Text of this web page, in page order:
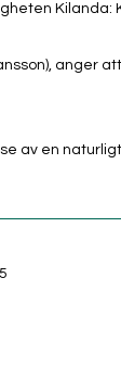
Kilanda:
anger
av en